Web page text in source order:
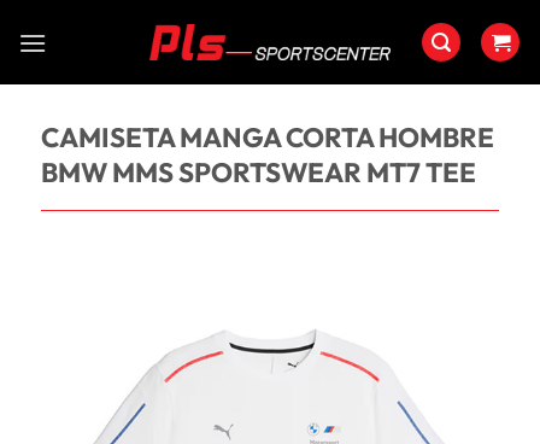
CAMISETA MANGA CORTA HOMBRE
BMW MMS SPORTSWEAR MT7 TEE